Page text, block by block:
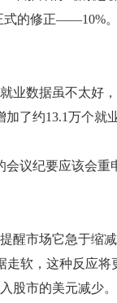
式的修正——10%
数据虽不太好
了约13.1万个就
议纪要应该会重
市场它急于缩
软，这种反应
股市的美元减少。